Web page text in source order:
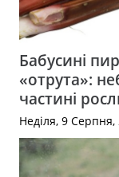
Бабусині
«отрута»:
частині
Неділя, 9 Серпня,